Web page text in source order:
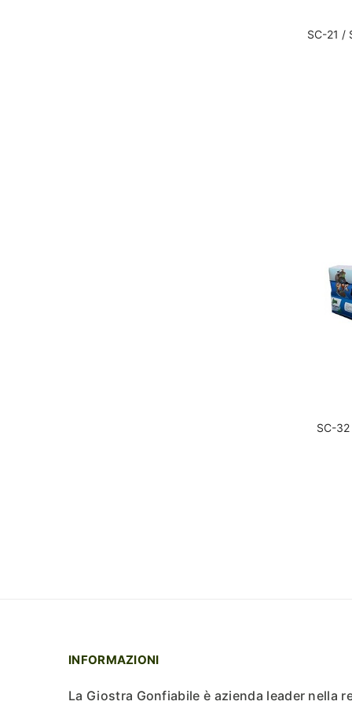
SC-21 /
SC-
INFORMAZIONI
La Giostra Gonfiabile è azienda leader nella